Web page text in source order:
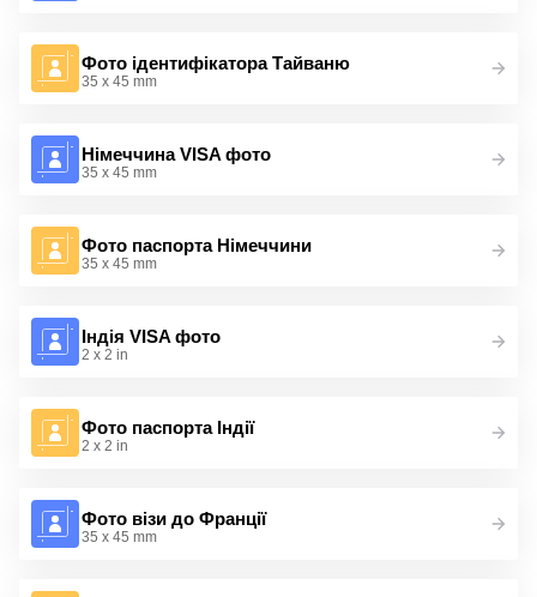
Фото ідентифікатора Тайваню
35 x 45 mm
Німеччина VISA фото
35 x 45 mm
Фото паспорта Німеччини
35 x 45 mm
Індія VISA фото
2 x 2 in
Фото паспорта Індії
2 x 2 in
Фото візи до Франції
35 x 45 mm